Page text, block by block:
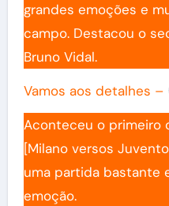
grandes emoções e
campo. Destacou o
Bruno Vidal.
Vamos aos detalhes –
Aconteceu o primeiro
[Milano versos
uma partida bastante
emoção.